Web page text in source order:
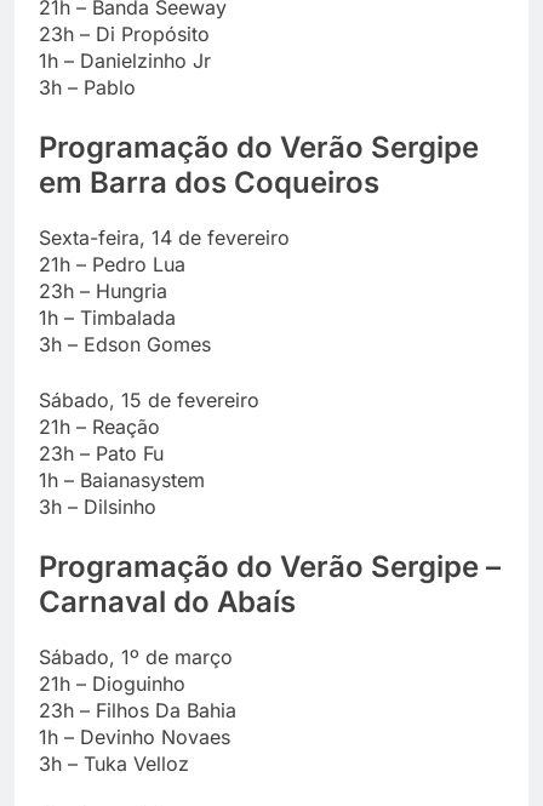
21h – Banda Seeway
23h – Di Propósito
1h – Danielzinho Jr
3h – Pablo
Programação do Verão Sergipe
em Barra dos Coqueiros
Sexta-feira, 14 de fevereiro
21h – Pedro Lua
23h – Hungria
1h – Timbalada
3h – Edson Gomes
Sábado, 15 de fevereiro
21h – Reação
23h – Pato Fu
1h – Baianasystem
3h – Dilsinho
Programação do Verão Sergipe –
Carnaval do Abaís
Sábado, 1º de março
21h – Dioguinho
23h – Filhos Da Bahia
1h – Devinho Novaes
3h – Tuka Velloz